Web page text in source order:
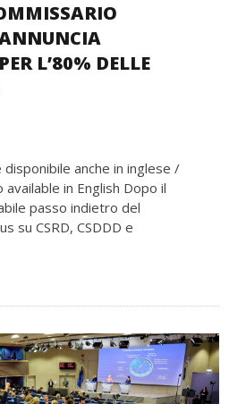
L’80% DELLE
anche in inglese /
available in English Dopo il
passo indietro del
su CSRD, CSDDD e